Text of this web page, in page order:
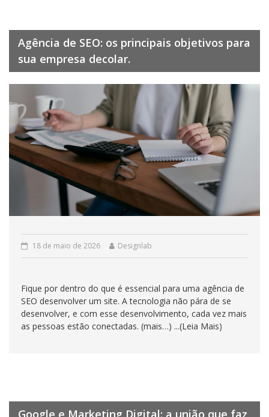
Agência de SEO: os principais objetivos para
sua empresa decolar.
18 de maio de 2026 Designlab
Fique por dentro do que é essencial para uma agência de
SEO desenvolver um site. A tecnologia não pára de se
desenvolver, e com esse desenvolvimento, cada vez mais
as pessoas estão conectadas. (mais…) ...(Leia Mais)
Google e Marketing Digital: a união que faz